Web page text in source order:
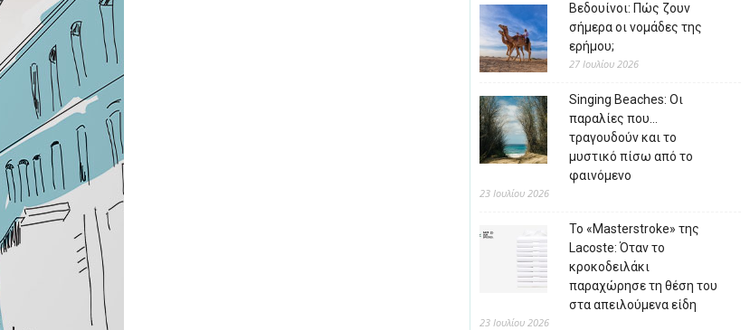
Βεδουίνοι: Πώς ζουν
σήμερα οι νομάδες της
ερήμου;
27 Ιουλίου 2026
Singing Beaches: Οι
παραλίες που…
τραγουδούν και το
μυστικό πίσω από το
φαινόμενο
23 Ιουλίου 2026
Το «Masterstroke» της
Lacoste: Όταν το
κροκοδειλάκι
παραχώρησε τη θέση του
στα απειλούμενα είδη
23 Ιουλίου 2026